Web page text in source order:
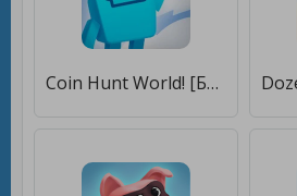
Coin Hunt World! [Бесплатные покупки]